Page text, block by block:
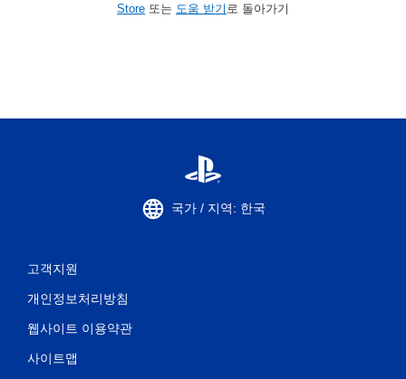
Store 또는 도움 받기 로 돌아가기
국가 / 지역: 한국
고객지원
개인정보처리방침
웹사이트 이용약관
사이트맵